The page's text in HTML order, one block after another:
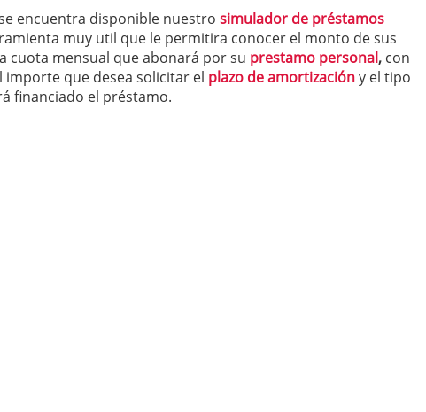
encuentra disponible nuestro simulador de préstamos
muy util que le permitira conocer el monto de sus
cuota mensual que abonará por su prestamo personal, con
importe que desea solicitar el plazo de amortizacióny el tipo
financiado el préstamo.